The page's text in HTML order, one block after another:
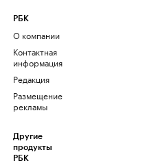
РБК
О компании
Контактная
информация
Редакция
Размещение
рекламы
Другие
продукты
РБК